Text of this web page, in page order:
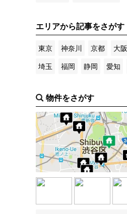
エリアから記事をさがす
東京 神奈川 京都 大阪
埼玉
福岡 静岡 愛知
物件をさがす